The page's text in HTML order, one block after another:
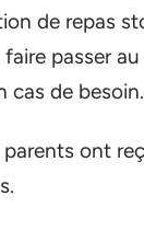
de repas
passer
cas de besoin.
parents ont